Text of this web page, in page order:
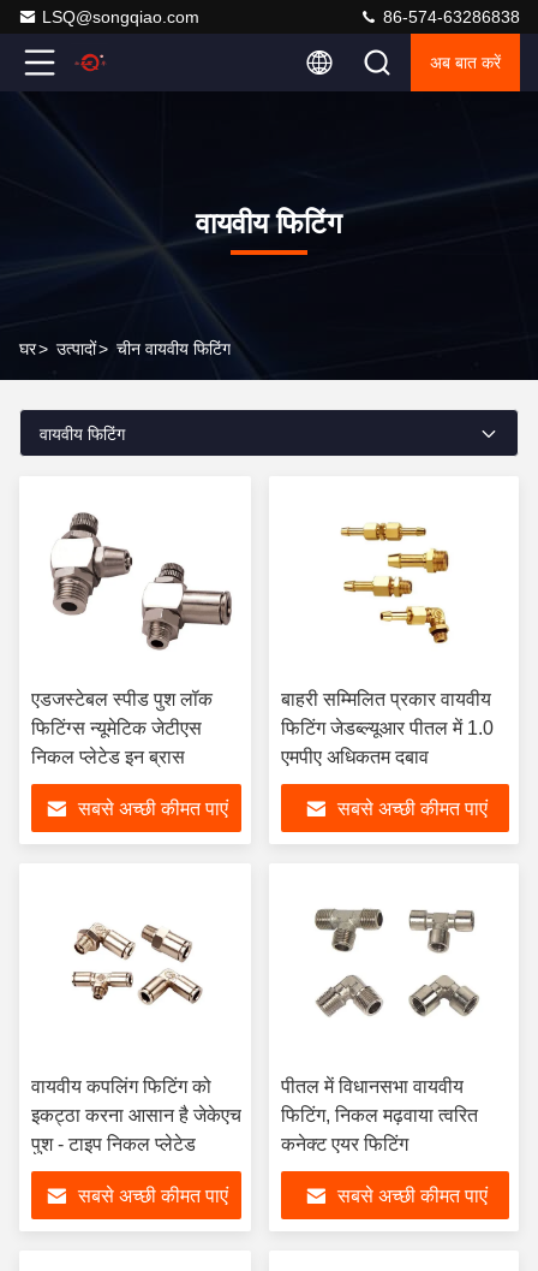
LSQ@songqiao.com 86-574-63286838
अब बात करें
वायवीय फिटिंग
घर> उत्पादों> चीन वायवीय फिटिंग
वायवीय फिटिंग
एडजस्टेबल स्पीड पुश लॉक
फिटिंग्स न्यूमेटिक जेटीएस
निकल प्लेटेड इन ब्रास
सबसे अच्छी कीमत पाएं
बाहरी सम्मिलित प्रकार वायवीय
फिटिंग जेडब्ल्यूआर पीतल में 1.0
एमपीए अधिकतम दबाव
सबसे अच्छी कीमत पाएं
वायवीय कपलिंग फिटिंग को
इकट्ठा करना आसान है जेकेएच
पुश - टाइप निकल प्लेटेड
सबसे अच्छी कीमत पाएं
पीतल में विधानसभा वायवीय
फिटिंग, निकल मढ़वाया त्वरित
कनेक्ट एयर फिटिंग
सबसे अच्छी कीमत पाएं